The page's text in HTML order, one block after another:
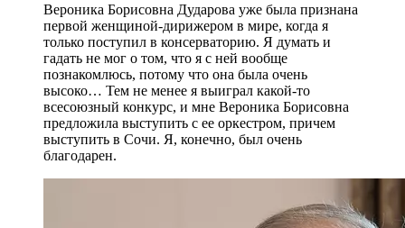
Вероника Борисовна Дударова уже была признана
первой женщиной-дирижером в мире, когда я
только поступил в консерваторию. Я думать и
гадать не мог о том, что я с ней вообще
познакомлюсь, потому что она была очень
высоко… Тем не менее я выиграл какой-то
всесоюзный конкурс, и мне Вероника Борисовна
предложила выступить с ее оркестром, причем
выступить в Сочи. Я, конечно, был очень
благодарен.